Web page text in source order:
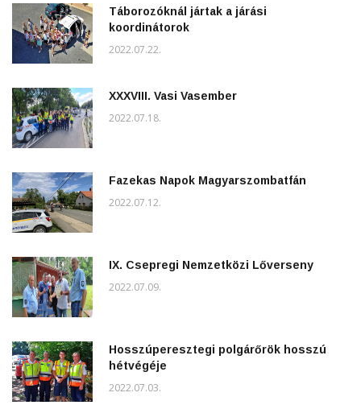
Táborozóknál jártak a járási
koordinátorok
2022.07.22.
XXXVIII. Vasi Vasember
2022.07.18.
Fazekas Napok Magyarszombatfán
2022.07.12.
IX. Csepregi Nemzetközi Lőverseny
2022.07.09.
Hosszúperesztegi polgárőrök hosszú
hétvégéje
2022.07.03.